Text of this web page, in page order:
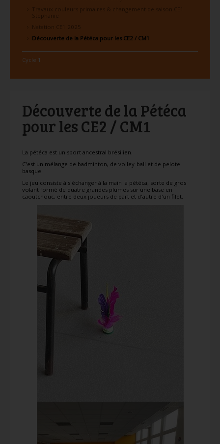
Travaux couleurs primaires & changement de saison CE1
Stéphanie
Natation CE1 2025
Découverte de la Pétéca pour les CE2 / CM1
Cycle 1
Découverte de la Pétéca
pour les CE2 / CM1
La pétéca est un sport ancestral brésilien.
C'est un mélange de badminton, de volley-ball et de pelote
basque.
Le jeu consiste à s'échanger à la main la pétéca, sorte de gros
volant formé de quatre grandes plumes sur une base en
caoutchouc, entre deux joueurs de part et d'autre d'un filet.